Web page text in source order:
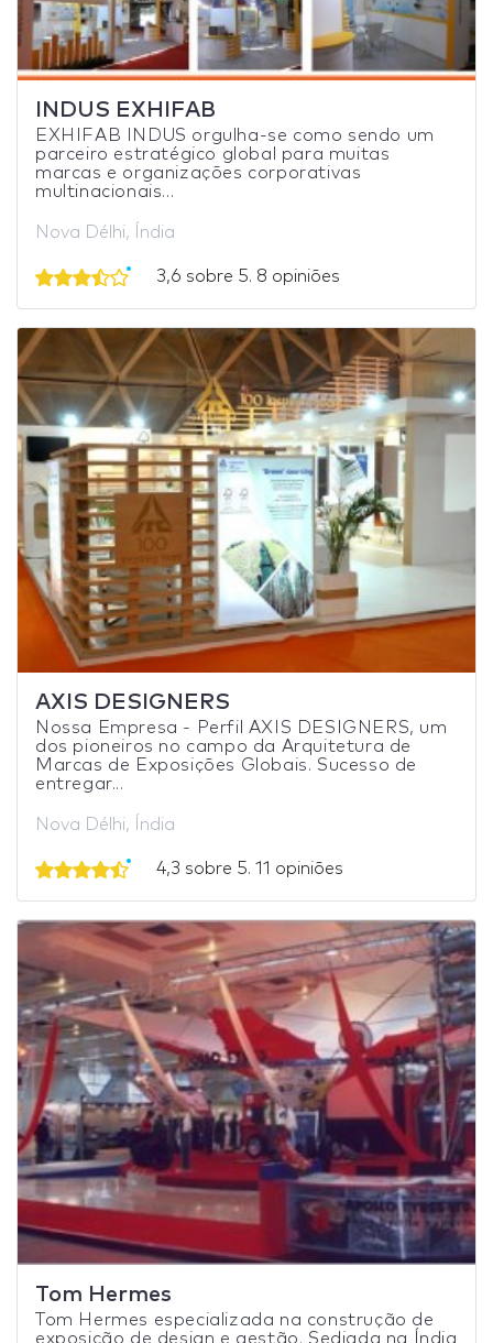
INDUS EXHIFAB
EXHIFAB INDUS orgulha-se como sendo um
parceiro estratégico global para muitas
marcas e organizações corporativas
multinacionais...
Nova Délhi, Índia
3,6 sobre 5. 8 opiniões
AXIS DESIGNERS
Nossa Empresa - Perfil AXIS DESIGNERS, um
dos pioneiros no campo da Arquitetura de
Marcas de Exposições Globais. Sucesso de
entregar...
Nova Délhi, Índia
4,3 sobre 5. 11 opiniões
Tom Hermes
Tom Hermes especializada na construção de
exposição de design e gestão. Sediada na Índia